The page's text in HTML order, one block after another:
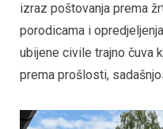
izraz poštovanja prema
porodicama i
ubijene civile trajno čuva
prema prošlosti,